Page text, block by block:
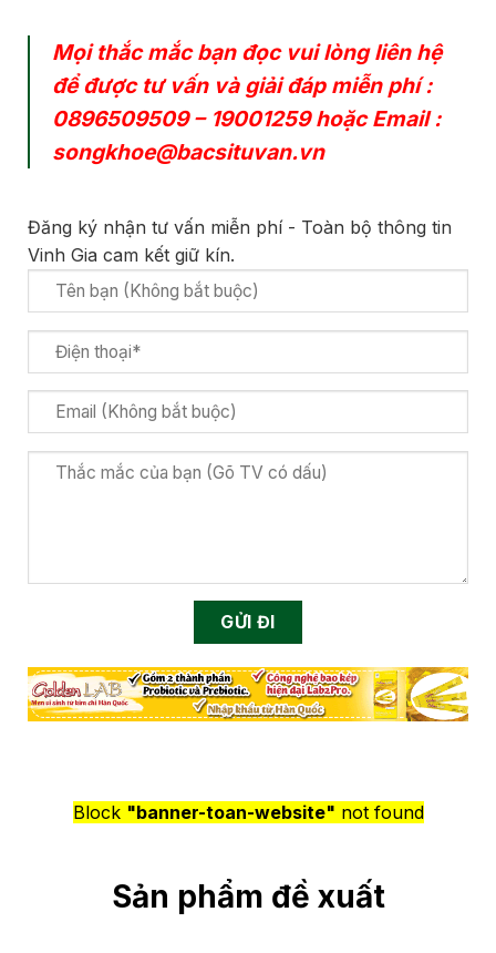
Mọi thắc mắc bạn đọc vui lòng liên hệ
để được tư vấn và giải đáp miễn phí :
0896509509– 19001259hoặc Email :
songkhoe@bacsituvan.vn
Đăng ký nhận tư vấn miễn phí - Toàn bộ thông tin
Vinh Gia cam kết giữ kín.
Block "banner-toan-website" not found
Sản phẩm đề xuất